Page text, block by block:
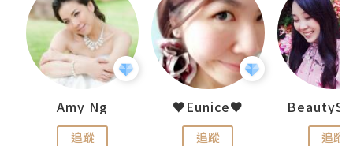
Amy Ng
追蹤
♥Eunice♥
追蹤 追蹤